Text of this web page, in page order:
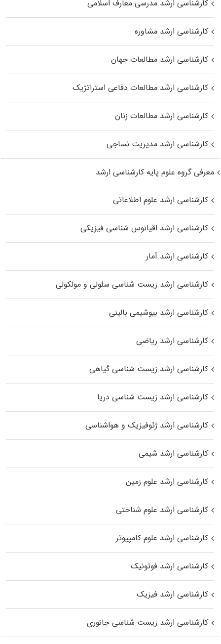
کارشناسی ارشد مدرسی معارف اسلامی
کارشناسی ارشد مشاوره
کارشناسی ارشد مطالعات جهان
کارشناسی ارشد مطالعات دفاعی استراتژیک
کارشناسی ارشد مطالعات زنان
کارشناسی ارشد مدیریت نساجی
معرفی گروه علوم پایه کارشناسی ارشد
کارشناسی ارشد علوم اطلاعاتی
کارشناسی ارشد اقیانوس‌ شناسی فیزیکی
کارشناسی ارشد آمار
کارشناسی ارشد زیست شناسی سلولی و مولکولی
کارشناسی ارشد بیوشیمی بالینی
کارشناسی ارشد ریاضی
کارشناسی ارشد زیست‌ شناسی گیاهی
کارشناسی ارشد زیست‌ شناسی دریا
کارشناسی ارشد ژئوفیزیک و هواشناسی
کارشناسی ارشد شیمی
کارشناسی ارشد علوم زمین
کارشناسی ارشد علوم شناختی
کارشناسی ارشد علوم کامپیوتر
کارشناسی ارشد فوتونیک
کارشناسی ارشد فیزیک
کارشناسی ارشد زیست‌ شناسی جانوری